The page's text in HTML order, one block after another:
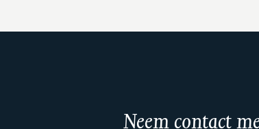
Neem contact